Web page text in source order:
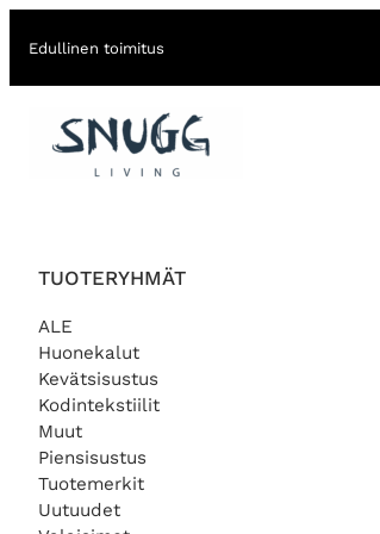
Edullinen toimitus
TUOTERYHMÄT
ALE
Huonekalut
Kevätsisustus
Kodintekstiilit
Muut
Piensisustus
Tuotemerkit
Uutuudet